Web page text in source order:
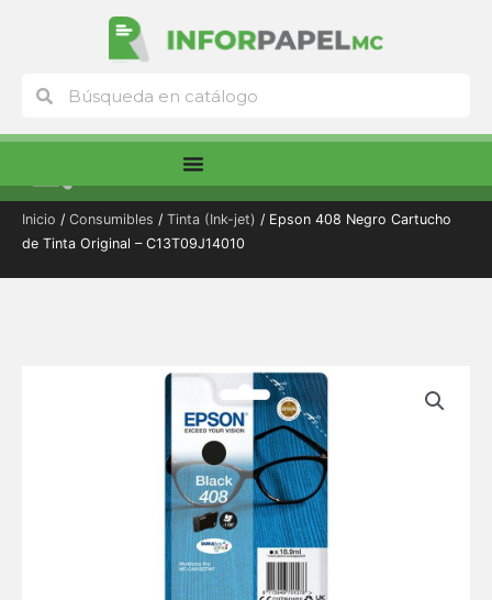
Buscar
Inicio / Consumibles / Tinta (Ink-jet) / Epson 408 Negro Cartucho
de Tinta Original – C13T09J14010